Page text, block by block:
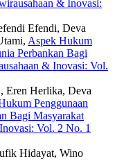
& Inovasi:
Efendi, Deva
Aspek Hukum
Perbankan Bagi
& Inovasi: Vol.
Eren Herlika, Deva
Penggunaan
Bagi Masyarakat
Vol. 2 No. 1
Hidayat, Wino